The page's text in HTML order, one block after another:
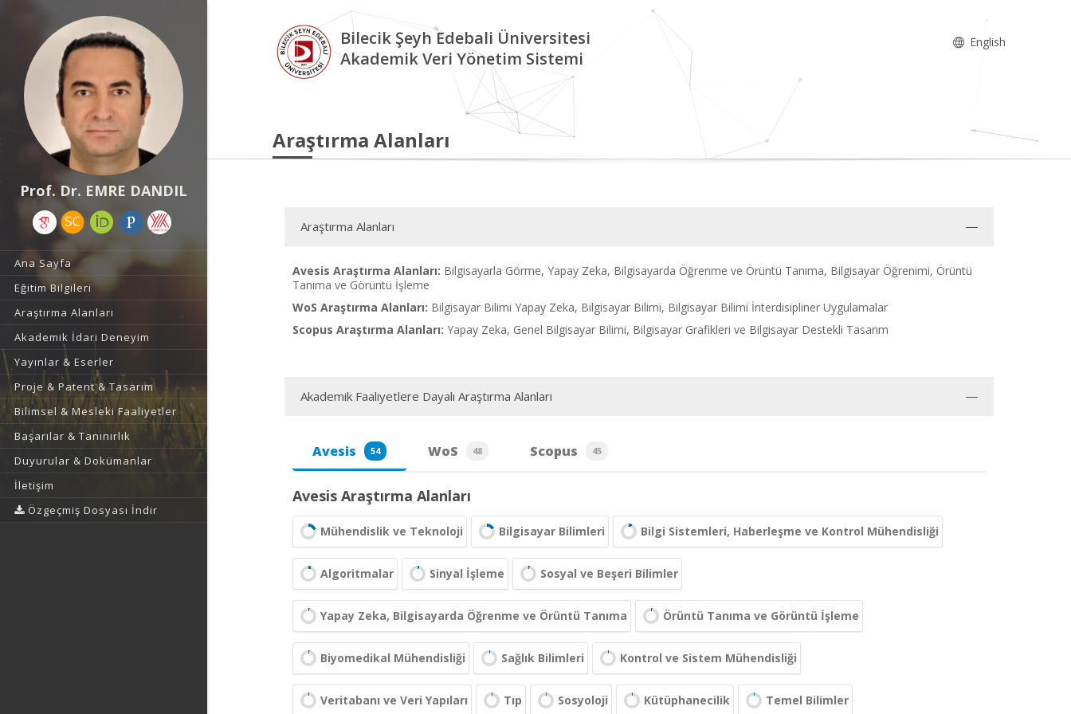
Prof. Dr. EMRE DANDIL
Ana Sayfa
Eğitim Bilgileri
Araştırma Alanları
Akademik İdari Deneyim
Yayınlar & Eserler
Proje & Patent & Tasarım
Bilimsel & Mesleki Faaliyetler
Başarılar & Tanınırlık
Duyurular & Dokümanlar
İletişim
Özgeçmiş Dosyası İndir
Bilecik Şeyh Edebali Üniversitesi
Akademik Veri Yönetim Sistemi
English
Araştırma Alanları
Araştırma Alanları
Avesis Araştırma Alanları: Bilgisayarla Görme, Yapay Zeka, Bilgisayarda Öğrenme ve Örüntü Tanıma, Bilgisayar Öğrenimi, Örüntü
Tanıma ve Görüntü İşleme
WoS Araştırma Alanları: Bilgisayar Bilimi Yapay Zeka, Bilgisayar Bilimi, Bilgisayar Bilimi İnterdisipliner Uygulamalar
Scopus Araştırma Alanları: Yapay Zeka, Genel Bilgisayar Bilimi, Bilgisayar Grafikleri ve Bilgisayar Destekli Tasarım
Akademik Faaliyetlere Dayalı Araştırma Alanları
Avesis 54 WoS 48 Scopus 45
Avesis Araştırma Alanları
Mühendislik ve Teknoloji Bilgisayar Bilimleri Bilgi Sistemleri, Haberleşme ve Kontrol Mühendisliği
Algoritmalar Sinyal İşleme Sosyal ve Beşeri Bilimler
Yapay Zeka, Bilgisayarda Öğrenme ve Örüntü Tanıma Örüntü Tanıma ve Görüntü İşleme
Biyomedikal Mühendisliği Sağlık Bilimleri Kontrol ve Sistem Mühendisliği
Veritabanı ve Veri Yapıları Tıp Sosyoloji Kütüphanecilik Temel Bilimler